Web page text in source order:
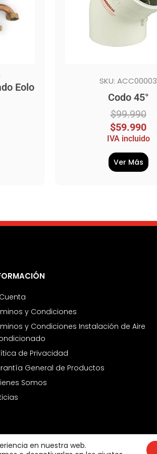
Eolo
SKU: ACC00003
Codo 45°
$99.990
$59.990
IVA incluido
Ver Más
y Condiciones
y Condiciones Instalación de Aire
de Privacidad
General de Productos
Somos
en nuestra web.